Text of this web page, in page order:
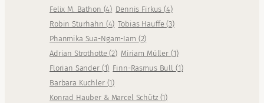
Felix M. Bathon (4) Dennis Firkus(4)
Robin Sturhahn (4) Tobias Hauffe(3)
Phanmika Sua-Ngam-Iam (2)
Adrian Strothotte(2) Miriam Müller (1)
Florian Sander (1) Finn-Rasmus Bull (1)
Barbara Kuchler (1)
Konrad Hauber & Marcel Schütz (1)